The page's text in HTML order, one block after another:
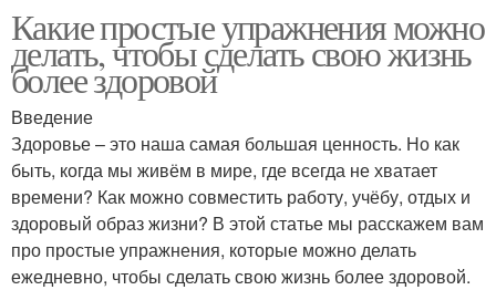
Какие простые упражнения можно
делать, чтобы сделать свою жизнь
более здоровой
Введение
Здоровье – это наша самая большая ценность. Но как
быть, когда мы живём в мире, где всегда не хватает
времени? Как можно совместить работу, учёбу, отдых и
здоровый образ жизни? В этой статье мы расскажем вам
про простые упражнения, которые можно делать
ежедневно, чтобы сделать свою жизнь более здоровой.